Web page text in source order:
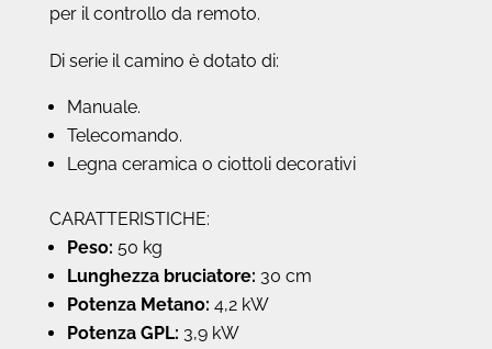
per il controllo da remoto.
Di serie il camino è dotato di:
Manuale.
Telecomando.
Legna ceramica o ciottoli decorativi
CARATTERISTICHE:
Peso: 50 kg
Lunghezza bruciatore: 30 cm
Potenza Metano: 4,2 kW
Potenza GPL: 3,9 kW